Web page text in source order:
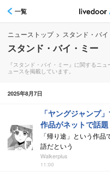
一覧
ニューストップ > スタンド・バ
スタンド・バイ・ミー
『スタンド・バイ・ミー』に関するニ
ュースを掲載しています。
2025年8月7日
「ヤングジャンプ
作品がネットで話題
「帰り途」という作
語だという
Walkerplus
11:00